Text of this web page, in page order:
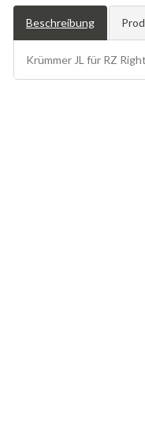
Beschreibung
Krümmer JL für RZ